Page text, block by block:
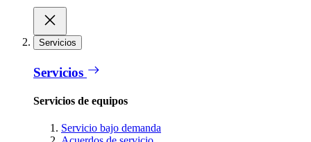
Servicios
Servicios
Servicios de equipos
Servicio bajo demanda